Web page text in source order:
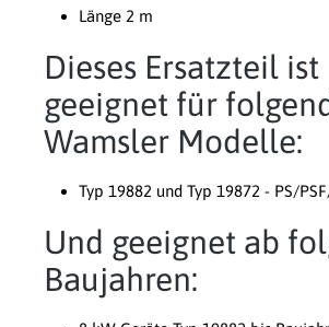
Länge 2 m
Dieses Ersatzteil ist
geeignet für
Wamsler Modelle:
Typ 19882 und Typ 19872 - PS/
Und geeignet ab
Baujahren: